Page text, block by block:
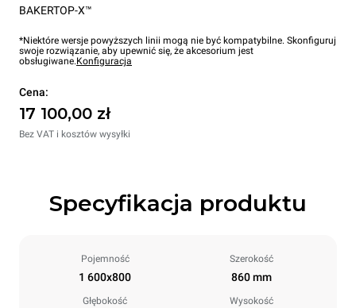
BAKERTOP-X™
*Niektóre wersje powyższych linii mogą nie być kompatybilne. Skonfiguruj
swoje rozwiązanie, aby upewnić się, że akcesorium jest
obsługiwane.Konfiguracja
Cena:
17 100,00 zł
Bez VAT i kosztów wysyłki
Specyfikacja produktu
Pojemność
1 600x800
Szerokość
860 mm
Głębokość Wysokość